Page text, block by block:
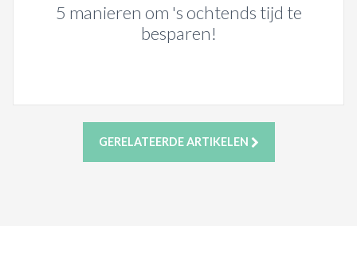
5 manieren om 's ochtends tijd te
besparen!
GERELATEERDE ARTIKELEN